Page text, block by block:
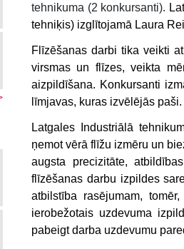
tehnikuma (2 konkursanti).
tehniķis) izglītojamā Laura
Flīzēšanas darbi tika veikti
virsmas un flīzes, veikta
aizpildīšana. Konkursanti
līmjavas, kuras izvēlējās paši.
Latgales Industriālā
ņemot vērā flīžu izmēru un
augsta precizitāte,
flīzēšanas darbu izpildes
atbilstība rasējumam,
ierobežotais uzdevuma
pabeigt darba uzdevumu